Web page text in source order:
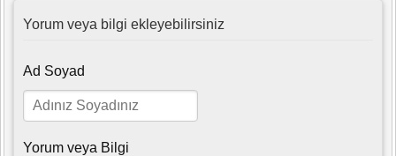
Yorum veya bilgi ekleyebilirsiniz
Ad Soyad
Yorum veya Bilgi